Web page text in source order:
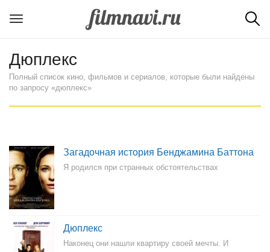
Дюплекс
Полный список кино, фильмов и сериалов, которые были найдены
по запросу «дюплекс»
Загадочная история Бенджамина Баттона
Я родился при странных обстоятельствах
Дюплекс
Наконец они нашли квартиру своей мечты. И